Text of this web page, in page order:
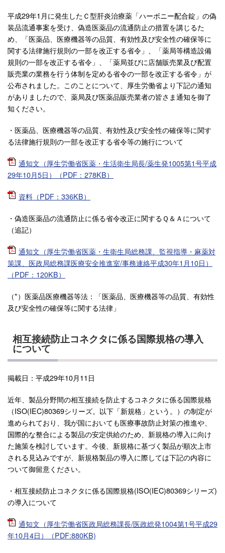
平成29年1月に発生したＣ型肝炎治療薬「ハーボニー配合錠」の偽
装品流通事案を受け、偽造医薬品の流通防止の措置を講じるた
め、「医薬品、医療機器等の品質、有効性及び安全性の確保等に
関する法律施行規則の一部を改正する省令」、「薬局等構造設備
規則の一部を改正する省令」、「薬局並びに店舗販売業及び配置
販売業の業務を行う体制を定める省令の一部を改正する省令」が
公布されました。このことについて、厚生労働省より下記の通知
がありましたので、薬局及び医薬品販売業者の皆さま通知を御了
知ください。
・医薬品、医療機器等の品質、有効性及び安全性の確保等に関す
る法律施行規則の一部を改正する省令等の施行について
通知文（厚生労働省医薬・生活衛生局長/薬生発1005第1号平成
29年10月5日）（PDF：278KB）
資料（PDF：336KB）
・偽造医薬品の流通防止に係る省令改正に関するＱ＆Ａについて
（追記）
通知文（厚生労働省医薬・生衛生局総務課、監視指導・麻薬対
策課、医政局総務課医療安全推進室/事務連絡平成30年1月10日）
（PDF：120KB）
（*）医薬品医療機器等法：「医薬品、医療機器等の品質、有効性
及び安全性の確保等に関する法律」
相互接続防止コネクタに係る国際規格の導入
について
掲載日：平成29年10月11日
近年、製品分野間の相互接続を防止するコネクタに係る国際規格
（ISO(IEC)80369シリーズ。以下「新規格」という。）の制定が
進められており、我が国においても医療事故防止対策の推進や、
国際的な整合による製品の安定供給のため、新規格の導入に向け
た施策を検討しています。今後、新規格に基づく製品が順次上市
される見込みですが、新規格製品の導入に際しては下記の内容に
ついて御留意ください。
・相互接続防止コネクタに係る国際規格(ISO(IEC)80369シリーズ)
の導入について
通知文（厚生労働省医政局総務課長/医政総発1004第1号平成29
年10月4日）（PDF:880KB)